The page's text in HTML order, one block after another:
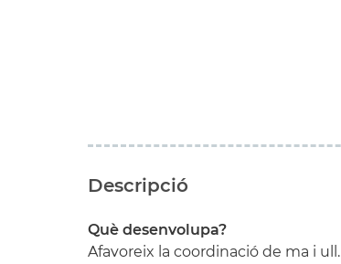
Descripció
Què desenvolupa?
Afavoreix la coordinació de ma i ull.